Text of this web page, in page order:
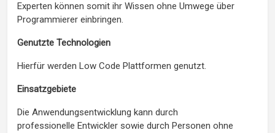
Experten können somit ihr Wissen ohne Umwege über
Programmierer einbringen.
Genutzte Technologien
Hierfür werden Low Code Plattformen genutzt.
Einsatzgebiete
Die Anwendungsentwicklung kann durch
professionelle Entwickler sowie durch Personen ohne